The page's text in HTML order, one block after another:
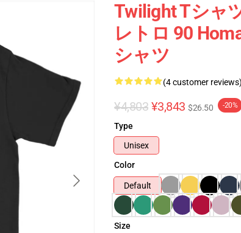
Twilight Tシャ
レトロ 90
シャツ
(4 customer reviews)
¥4,803 ¥3,843 $26.50 -20%
Type
Unisex
Color
Default
Size